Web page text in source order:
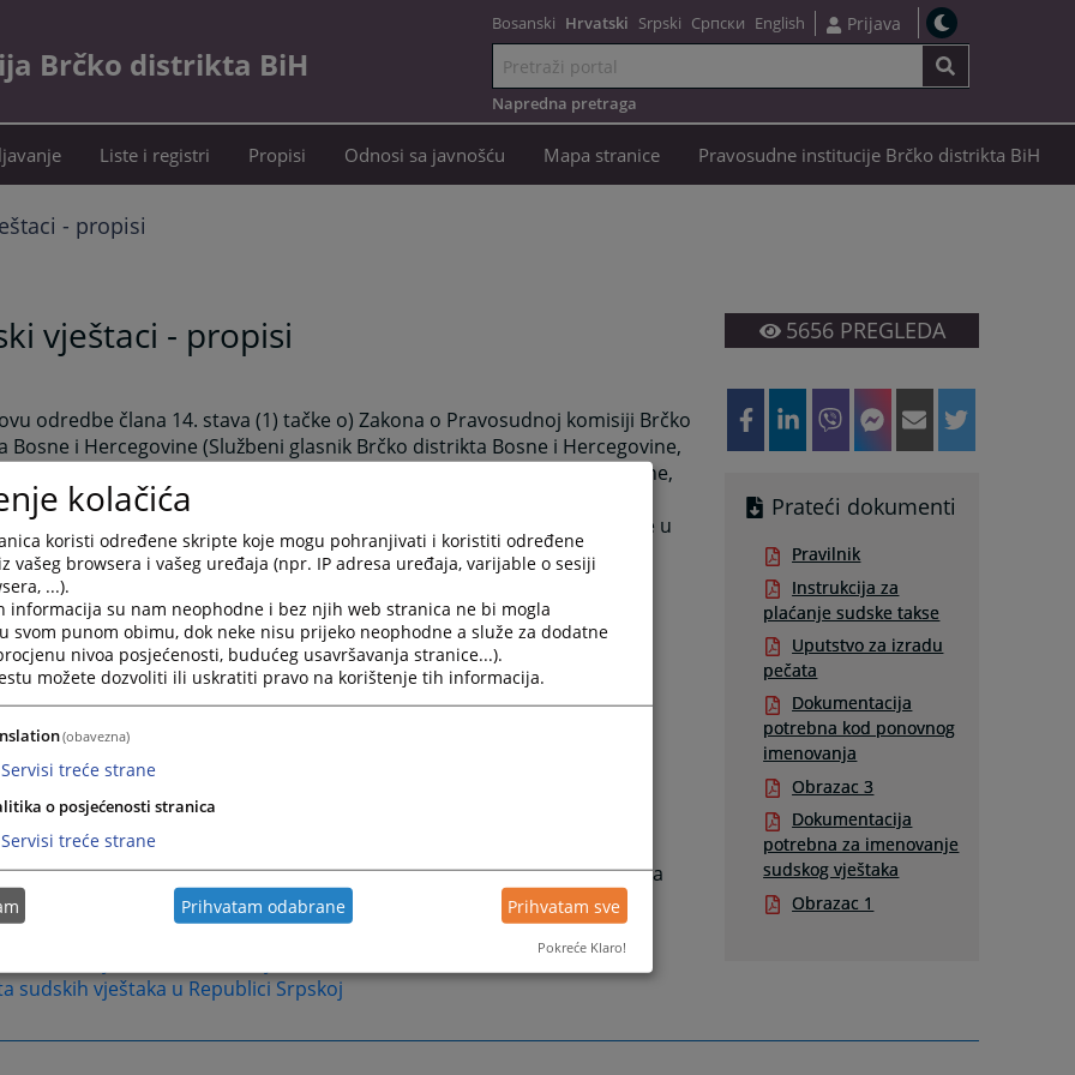
Brčko distrikta BiH
sadržaj
Bosanski Hrvatski Srpski Српски English Prijava
Napredna pretraga
Liste i registri Propisi Odnosi sa javnošću Mapa stranice Pravosudne institucije Brčko distrikta BiH
- propisi
vještaci - propisi
odredbe člana 14. stava (1) tačke o) Zakona o Pravosudnoj komisiji Brčko
Bosne i Hercegovine (Službeni glasnik Brčko distrikta Bosne i Hercegovine,
20/07 i 02/08), Pravosudna komisija Brčko distrikta Bosne i Hercegovine,
sjednici održanoj dana 06.03.2020. godine donijela je Pravilnik
sudskim vještacima u Brčko distriktu BiH. Navedeni pravilnik objavljen je u
glasniku Brčko distrikta BiH“ broj: 15/20 dana 24.04.2020. godine i
snagu dana 02.05.2020. godine i možete ga preuzetiOVDJE
za plaćanje sudske takse u postupku imenovanja sudskih vještaka
pogledatiOVDJE.
za izradu pečata možete preuzetiOVDJE
1 - izjavu o ispunjavanju općih i posebnih uslova prilikom ponovnog
za sudskog vještaka možete preuzeti
3 - dnevnik vještačenja možete preuzeti
potrebna za imenovanje
riječ).
potrebnu kod ponovnog imenovanja za stalnog sudskog vještaka
sudskih vještaka u Republici Srpskoj
5656PREGLEDA
Prateći dokumenti
Pravilnik
Instrukcija za
plaćanje sudske takse
Uputstvo za izradu
pečata
Dokumentacija
potrebna kod ponovnog
imenovanja
Obrazac 3
Dokumentacija
potrebna za imenovanje
sudskog vještaka
Obrazac 1
kolačića
koristi određene skripte koje mogu pohranjivati i koristiti određene
vašeg browsera i vašeg uređaja (npr. IP adresa uređaja, varijable o sesiji
...).
informacija su nam neophodne i bez njih web stranica ne bi mogla
svom punom obimu, dok neke nisu prijeko neophodne a služe za dodatne
nivoa posjećenosti, budućeg usavršavanja stranice...).
možete dozvoliti ili uskratiti pravo na korištenje tih informacija.
(obavezna)
Servisi treće strane
o posjećenosti stranica
Servisi treće strane
Prihvatam odabrane Prihvatam sve
Pokreće Klaro!